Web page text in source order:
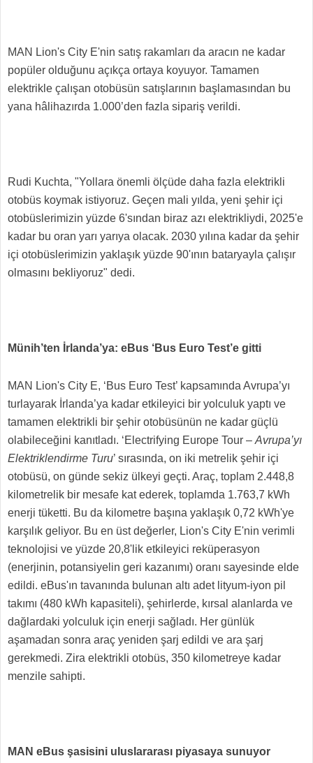
MAN Lion's City E'nin satış rakamları da aracın ne kadar
popüler olduğunu açıkça ortaya koyuyor. Tamamen
elektrikle çalışan otobüsün satışlarının başlamasından bu
yana hâlihazırda 1.000’den fazla sipariş verildi.
Rudi Kuchta, "Yollara önemli ölçüde daha fazla elektrikli
otobüs koymak istiyoruz. Geçen mali yılda, yeni şehir içi
otobüslerimizin yüzde 6'sından biraz azı elektrikliydi, 2025'e
kadar bu oran yarı yarıya olacak. 2030 yılına kadar da şehir
içi otobüslerimizin yaklaşık yüzde 90'ının bataryayla çalışır
olmasını bekliyoruz" dedi.
Münih’ten İrlanda’ya: eBus ‘Bus Euro Test’e gitti
MAN Lion's City E, ‘Bus Euro Test’ kapsamında Avrupa’yı
turlayarak İrlanda’ya kadar etkileyici bir yolculuk yaptı ve
tamamen elektrikli bir şehir otobüsünün ne kadar güçlü
olabileceğini kanıtladı. ‘Electrifying Europe Tour – Avrupa’yı
Elektriklendirme Turu’ sırasında, on iki metrelik şehir içi
otobüsü, on günde sekiz ülkeyi geçti. Araç, toplam 2.448,8
kilometrelik bir mesafe kat ederek, toplamda 1.763,7 kWh
enerji tüketti. Bu da kilometre başına yaklaşık 0,72 kWh'ye
karşılık geliyor. Bu en üst değerler, Lion's City E'nin verimli
teknolojisi ve yüzde 20,8'lik etkileyici reküperasyon
(enerjinin, potansiyelin geri kazanımı) oranı sayesinde elde
edildi. eBus'ın tavanında bulunan altı adet lityum-iyon pil
takımı (480 kWh kapasiteli), şehirlerde, kırsal alanlarda ve
dağlardaki yolculuk için enerji sağladı. Her günlük
aşamadan sonra araç yeniden şarj edildi ve ara şarj
gerekmedi. Zira elektrikli otobüs, 350 kilometreye kadar
menzile sahipti.
MAN eBus şasisini uluslararası piyasaya sunuyor